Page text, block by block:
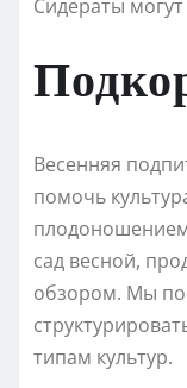
Сидераты
Весенняя
помочь
сад весной,
обзором. Мы
типам культур.